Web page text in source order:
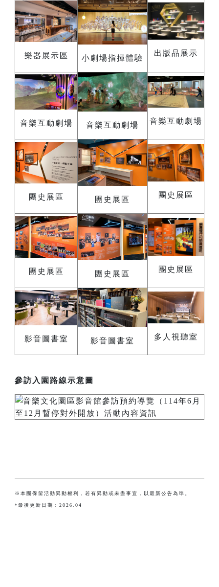
樂器展示區 小劇場指揮體驗
出版品展示
音樂互動劇場 音樂互動劇場 音樂互動劇場
團史展區 團史展區
團史展區
團史展區 團史展區
團史展區
影音圖書室 影音圖書室 多人視聽室
參訪入園路線示意圖
※本團保留活動異動權利，若有異動或未盡事宜，以最新公告為準。
*最後更新日期：2026.04